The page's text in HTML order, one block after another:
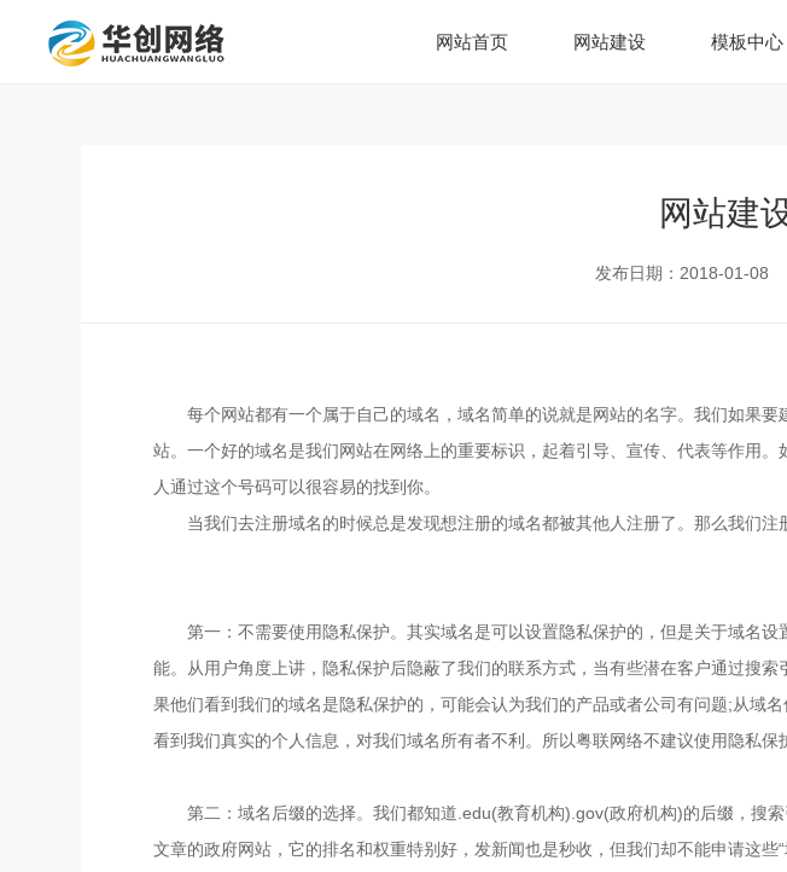
网站首页 网站建设 模板中心
网站建
发布日期：2018-01-08
每个网站都有一个属于自己的域名，域名简单的说就是网站的名字。我们如果
站。一个好的域名是我们网站在网络上的重要标识，起着引导、宣传、代表等作用
人通过这个号码可以很容易的找到你。
当我们去注册域名的时候总是发现想注册的域名都被其他人注册了。那么我们注
第一：不需要使用隐私保护。其实域名是可以设置隐私保护的，但是关于域名
能。从用户角度上讲，隐私保护后隐蔽了我们的联系方式，当有些潜在客户通过搜
果他们看到我们的域名是隐私保护的，可能会认为我们的产品或者公司有问题;从域
看到我们真实的个人信息，对我们域名所有者不利。所以粤联网络不建议使用隐私保
第二：域名后缀的选择。我们都知道.edu(教育机构).gov(政府机构)的后缀，搜
文章的政府网站，它的排名和权重特别好，发新闻也是秒收，但我们却不能申请这